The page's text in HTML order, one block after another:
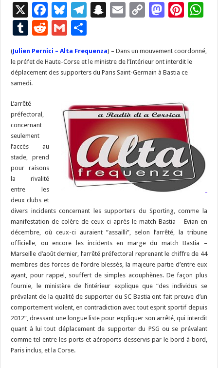
X
F
ac
e
b
o
Bl
u
es
ky
T
gr
a
S
p
c
at
E
l
C
y
Li
k
M
d
o
Pi
es
t
T
m
bl
r
R
e
d
di
G
ai
l
ta
g
(Julien Pernici – Alta Frequenza) – Dans un mouvement coordonné,
le préfet de Haute-Corse et le ministre de l’Intérieur ont interdit le
déplacement des supporters du Paris Saint-Germain à Bastia ce
samedi.
L’arrêté
préfectoral,
concernant
seulement
l’accès au
stade, prend
pour raisons
la rivalité
entre les
deux clubs et
divers incidents concernant les supporters du Sporting, comme la
manifestation de colère de ceux-ci après le match Bastia – Evian en
décembre, où ceux-ci auraient ”assailli”, selon l’arrêté, la tribune
officielle, ou encore les incidents en marge du match Bastia –
Marseille d’août dernier, l’arrêté préfectoral reprenant le chiffre de 44
membres des forces de l’ordre blessés, la majeure partie d’entre eux
ayant, pour rappel, souffert de simples acouphènes. De façon plus
fournie, le ministère de l’intérieur explique que “des individus se
prévalant de la qualité de supporter du SC Bastia ont fait preuve d’un
comportement violent, en contradiction avec tout esprit sportif depuis
2012”, dressant une longue liste pour expliquer son arrêté, qui interdit
quant à lui tout déplacement de supporter du PSG ou se prévalant
comme tel entre les ports et aéroports desservis par le bord à bord,
Paris inclus, et la Corse.